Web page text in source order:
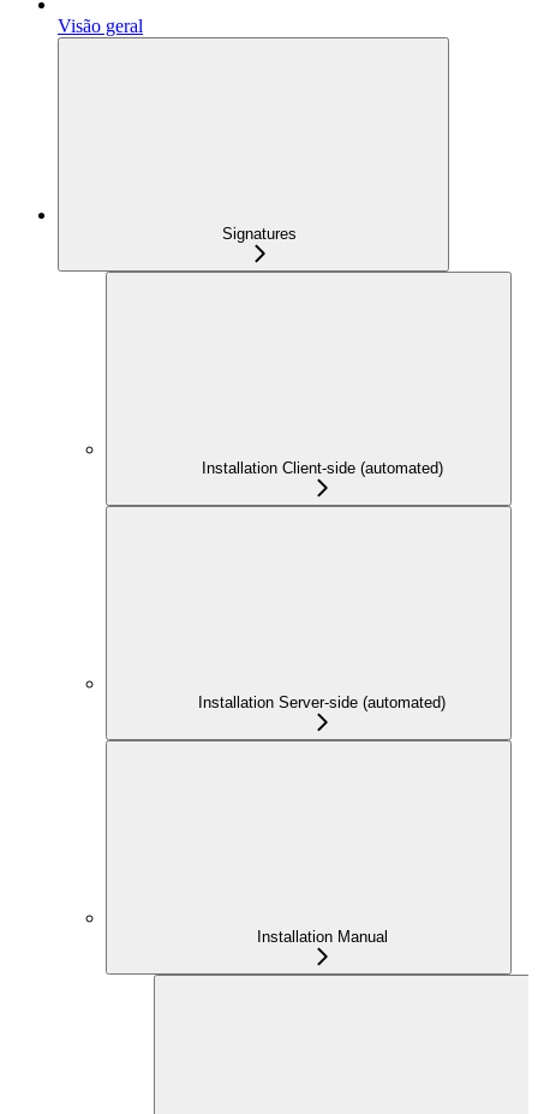
Visão geral
Signatures
Installation Client-side (automated)
Installation Server-side (automated)
Installation Manual